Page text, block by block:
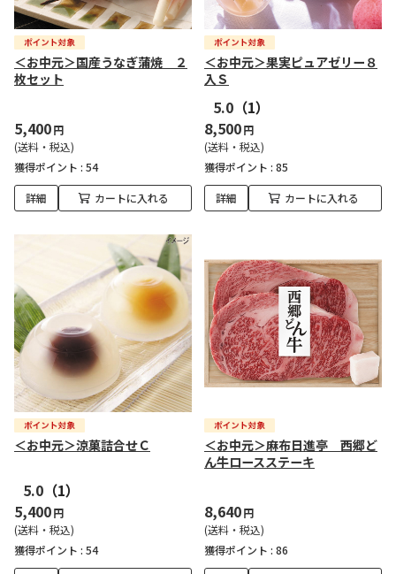
＜お中元＞国産うなぎ蒲焼 ２
枚セット
5,400円
(送料・税込)
獲得ポイント : 54
詳細 カートに入れる
＜お中元＞果実ピュアゼリー８
入Ｓ
5.0 （1）
8,500円
(送料・税込)
獲得ポイント : 85
詳細 カートに入れる
＜お中元＞涼菓詰合せＣ
5.0 （1）
5,400円
(送料・税込)
獲得ポイント : 54
＜お中元＞麻布日進亭 西郷ど
ん牛ロースステーキ
8,640円
(送料・税込)
獲得ポイント : 86